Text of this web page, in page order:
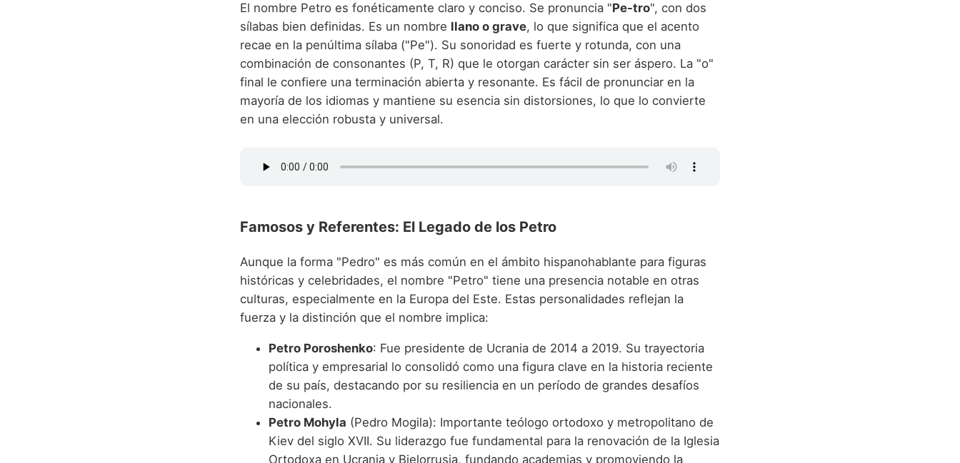
El nombre Petro es fonéticamente claro y conciso. Se pronuncia "Pe-tro", con dos
sílabas bien definidas. Es un nombre llano o grave, lo que significa que el acento
recae en la penúltima sílaba ("Pe"). Su sonoridad es fuerte y rotunda, con una
combinación de consonantes (P, T, R) que le otorgan carácter sin ser áspero. La "o"
final le confiere una terminación abierta y resonante. Es fácil de pronunciar en la
mayoría de los idiomas y mantiene su esencia sin distorsiones, lo que lo convierte
en una elección robusta y universal.
Famosos y Referentes: El Legado de los Petro
Aunque la forma "Pedro" es más común en el ámbito hispanohablante para figuras
históricas y celebridades, el nombre "Petro" tiene una presencia notable en otras
culturas, especialmente en la Europa del Este. Estas personalidades reflejan la
fuerza y la distinción que el nombre implica:
Petro Poroshenko: Fue presidente de Ucrania de 2014 a 2019. Su trayectoria
política y empresarial lo consolidó como una figura clave en la historia reciente
de su país, destacando por su resiliencia en un período de grandes desafíos
nacionales.
Petro Mohyla (Pedro Mogila): Importante teólogo ortodoxo y metropolitano de
Kiev del siglo XVII. Su liderazgo fue fundamental para la renovación de la Iglesia
Ortodoxa en Ucrania y Bielorrusia, fundando academias y promoviendo la